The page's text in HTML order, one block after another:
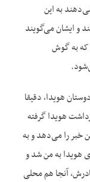
به این
و ایشان می‌گویند
که به گوش
هویدا، دقیقا
هویدا گرفته
خبر را می‌دهد و به
هویدا به من شد و
آنجا هم محلی